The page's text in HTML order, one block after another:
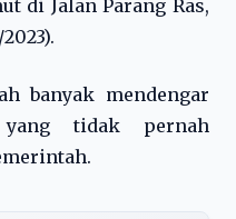
di Jalan Parang Ras,
banyak mendengar
tidak pernah